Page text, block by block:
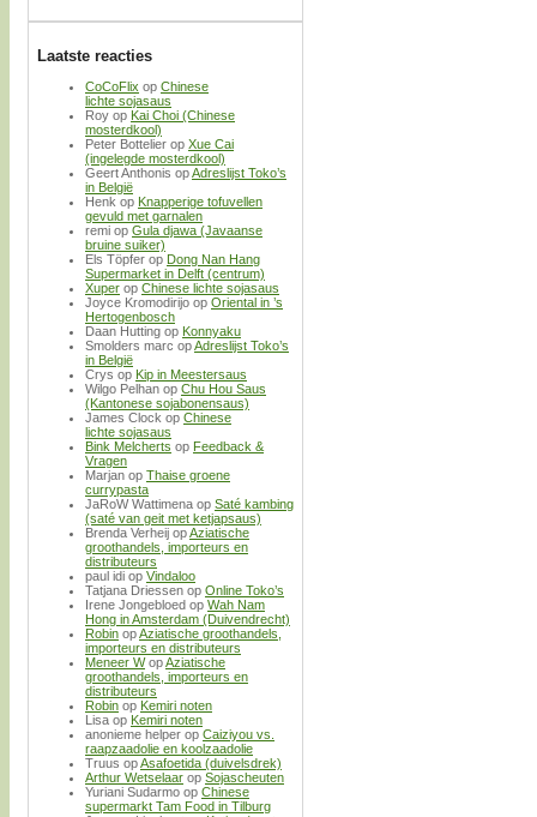
Laatste reacties
CoCoFlix op Chinese
lichte sojasaus
Roy op Kai Choi (Chinese
mosterdkool)
Peter Bottelier op Xue Cai
(ingelegde mosterdkool)
Geert Anthonis opAdreslijst Toko’s
in België
Henk op Knapperige tofuvellen
gevuld met garnalen
remi op Gula djawa (Javaanse
bruine suiker)
Els Töpfer op Dong Nan Hang
Supermarket in Delft (centrum)
Xuper op Chinese lichte sojasaus
Joyce Kromodirijo op Oriental in ’s
Hertogenbosch
Daan Hutting op Konnyaku
Smolders marc opAdreslijst Toko’s
in België
Crys op Kip in Meestersaus
Wilgo Pelhan op Chu Hou Saus
(Kantonese sojabonensaus)
James Clock op Chinese
lichte sojasaus
Bink Melcherts op Feedback &
Vragen
Marjan op Thaise groene
currypasta
JaRoW Wattimena op Saté kambing
(saté van geit met ketjapsaus)
Brenda Verheij opAziatische
groothandels, importeurs en
distributeurs
paul idi op Vindaloo
Tatjana Driessen op Online Toko’s
Irene Jongebloed op Wah Nam
Hong in Amsterdam (Duivendrecht)
Robin opAziatische groothandels,
importeurs en distributeurs
Meneer WopAziatische
groothandels, importeurs en
distributeurs
Robin op Kemiri noten
Lisa op Kemiri noten
anonieme helper op Caiziyou vs.
raapzaadolie en koolzaadolie
Truus opAsafoetida (duivelsdrek)
Arthur Wetselaar op Sojascheuten
Yuriani Sudarmo op Chinese
supermarkt Tam Food in Tilburg